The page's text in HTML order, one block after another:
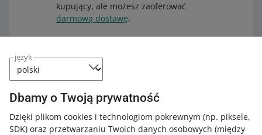
język
Dbamy o Twoją prywatność
Dzięki plikom cookies i technologiom pokrewnym (np. piksele,
SDK) oraz przetwarzaniu Twoich danych osobowych (między
kupujący, ale możesz zaoferować
darmową dostawę.
Poszerz wiedzę z Akademią Allegro
Sprawdź bezpłatne kursy, webinary i podcasty.